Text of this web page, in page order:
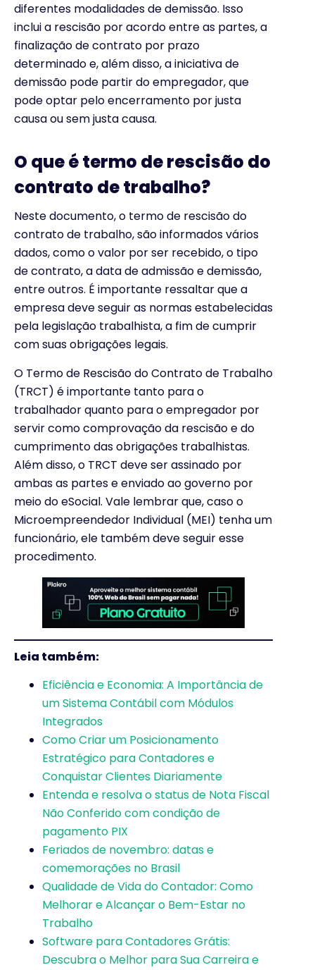
diferentes modalidades de demissão. Isso
inclui a rescisão por acordo entre as partes, a
finalização de contrato por prazo
determinado e, além disso, a iniciativa de
demissão pode partir do empregador, que
pode optar pelo encerramento por justa
causa ou sem justa causa.
O que é termo de rescisão do
contrato de trabalho?
Neste documento, o termo de rescisão do
contrato de trabalho, são informados vários
dados, como o valor por ser recebido, o tipo
de contrato, a data de admissão e demissão,
entre outros. É importante ressaltar que a
empresa deve seguir as normas estabelecidas
pela legislação trabalhista, a fim de cumprir
com suas obrigações legais.
O Termo de Rescisão do Contrato de Trabalho
(TRCT) é importante tanto para o
trabalhador quanto para o empregador por
servir como comprovação da rescisão e do
cumprimento das obrigações trabalhistas.
Além disso, o TRCT deve ser assinado por
ambas as partes e enviado ao governo por
meio do eSocial. Vale lembrar que, caso o
Microempreendedor Individual (MEI) tenha um
funcionário, ele também deve seguir esse
procedimento.
Leia também:
Eficiência e Economia: A Importância de
um Sistema Contábil com Módulos
Integrados
Como Criar um Posicionamento
Estratégico para Contadores e
Conquistar Clientes Diariamente
Entenda e resolva o status de Nota Fiscal
Não Conferido com condição de
pagamento PIX
Feriados de novembro: datas e
comemorações no Brasil
Qualidade de Vida do Contador: Como
Melhorar e Alcançar o Bem-Estar no
Trabalho
Software para Contadores Grátis:
Descubra o Melhor para Sua Carreira e